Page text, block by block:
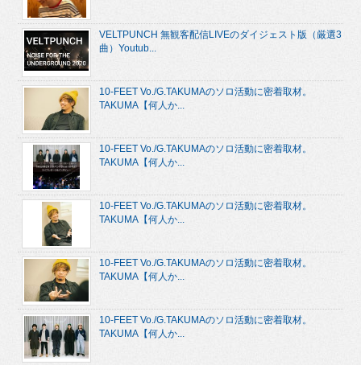
VELTPUNCH 無観客配信LIVEのダイジェスト版（厳選3
曲）Youtub...
10-FEET Vo./G.TAKUMAのソロ活動に密着取材。
TAKUMA【何人か...
10-FEET Vo./G.TAKUMAのソロ活動に密着取材。
TAKUMA【何人か...
10-FEET Vo./G.TAKUMAのソロ活動に密着取材。
TAKUMA【何人か...
10-FEET Vo./G.TAKUMAのソロ活動に密着取材。
TAKUMA【何人か...
10-FEET Vo./G.TAKUMAのソロ活動に密着取材。
TAKUMA【何人か...